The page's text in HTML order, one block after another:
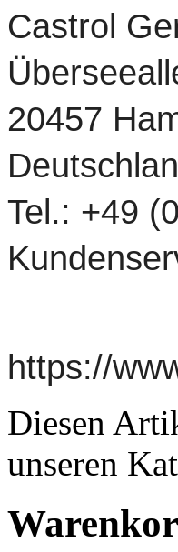
Castrol
20457
Tel.: +49
https://
Diesen
unseren